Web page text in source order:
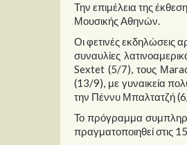
Την επιμέλεια της
Μουσικής Αθηνών.
Οι φετινές εκδηλώσεις
συναυλίες
Sextet (5/7), τους
(13/9), με γυναικεία
την Πέννυ Μπαλτατζή
Το πρόγραμμα
πραγματοποιηθεί στις